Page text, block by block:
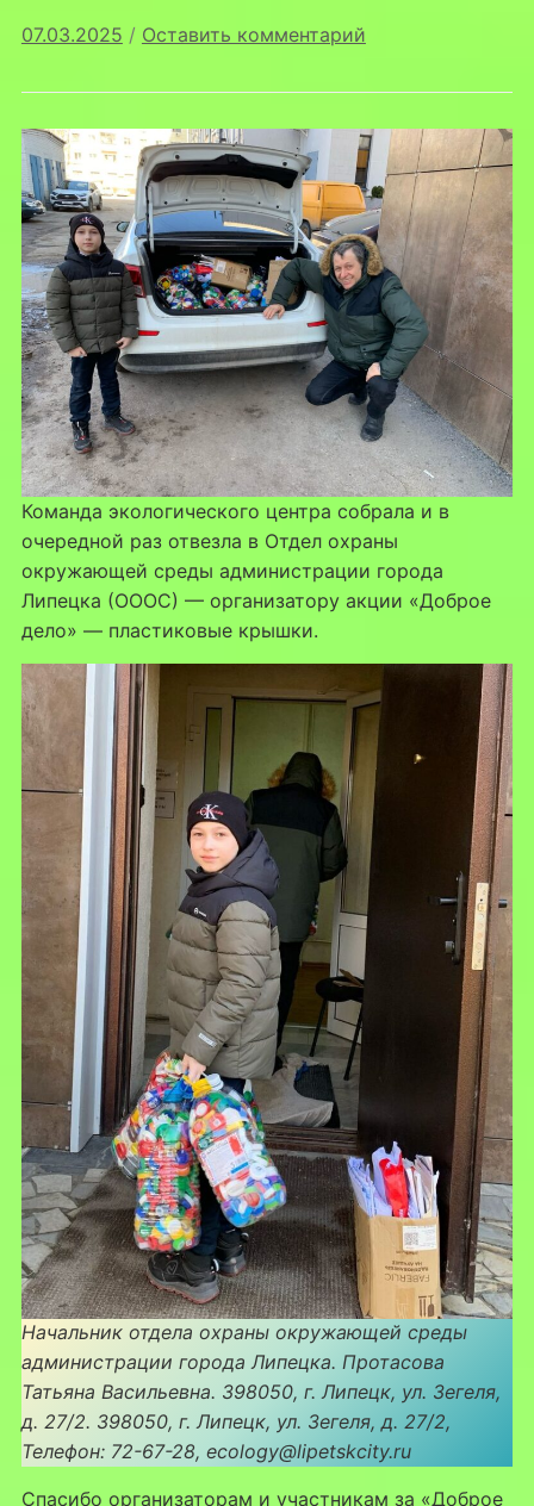
07.03.2025 / Оставить комментарий
Команда экологического центра собрала и в
очередной раз отвезла в Отдел охраны
окружающей среды администрации города
Липецка (ОООС) — организатору акции «Доброе
дело» — пластиковые крышки.
Начальник отдела охраны окружающей среды
администрации города Липецка. Протасова
Татьяна Васильевна. 398050, г. Липецк, ул. Зегеля,
д. 27/2. 398050, г. Липецк, ул. Зегеля, д. 27/2,
Телефон: 72-67-28, ecology@lipetskcity.ru
Спасибо организаторам и участникам за «Доброе